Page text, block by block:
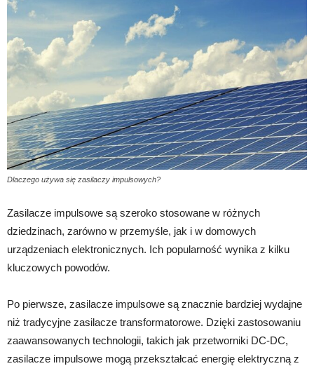
Dlaczego używa się zasilaczy impulsowych?
Zasilacze impulsowe są szeroko stosowane w różnych
dziedzinach, zarówno w przemyśle, jak i w domowych
urządzeniach elektronicznych. Ich popularność wynika z kilku
kluczowych powodów.
Po pierwsze, zasilacze impulsowe są znacznie bardziej wydajne
niż tradycyjne zasilacze transformatorowe. Dzięki zastosowaniu
zaawansowanych technologii, takich jak przetworniki DC-DC,
zasilacze impulsowe mogą przekształcać energię elektryczną z